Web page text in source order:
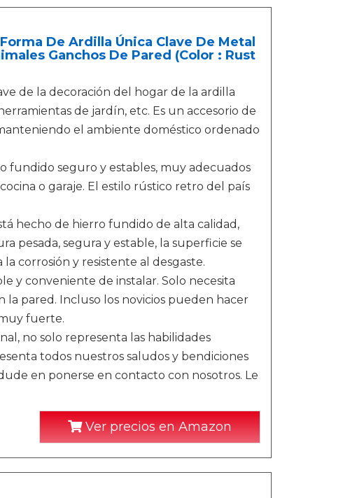
De Ardilla Única Clave De Metal
Ganchos De Pared (Color : Rust
de la decoración del hogar de la ardilla
de jardín, etc. Es un accesorio de
el ambiente doméstico ordenado
fundido seguro y estables, muy adecuados
o garaje. El estilo rústico retro del país
hecho de hierro fundido de alta calidad,
pesada, segura y estable, la superficie se
corrosión y resistente al desgaste.
y conveniente de instalar. Solo necesita
la pared. Incluso los novicios pueden hacer
fuerte.
no solo representa las habilidades
todos nuestros saludos y bendiciones
en ponerse en contacto con nosotros. Le
Ver precios en Amazon